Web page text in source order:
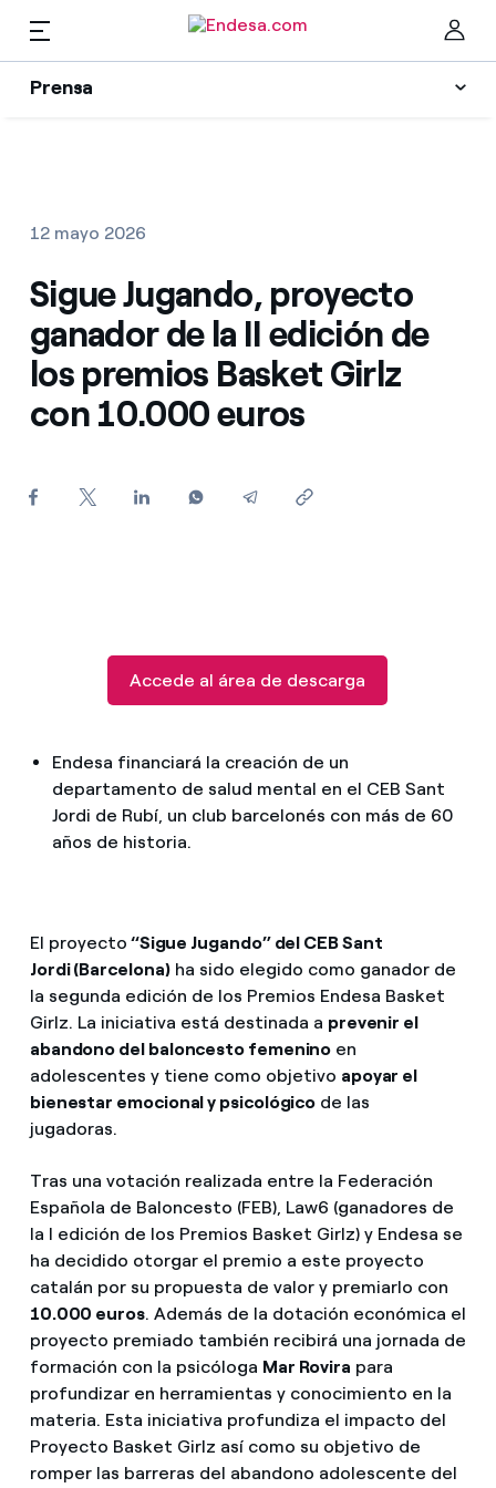
Prensa
Prensa
Encuentra la tarifa que más te conviene
Compara nuestras tarifas de empresa y ahorra
¿Cómo ver mis facturas de Endesa?
Ofertas para autónomos y Pymes
Recursos
Colecciones
Contactos prensa
La cara e
12 mayo 2026
Sigue Jugando, proyecto
ganador de la II edición de
los premios Basket Girlz
con 10.000 euros
Accede al área de descarga
Endesa financiará la creación de un
departamento de salud mental en el CEB Sant
Jordi de Rubí, un club barcelonés con más de 60
años de historia.
El proyecto “Sigue Jugando” del CEB Sant
Jordi (Barcelona)ha sido elegido como ganador de
la segunda edición de los Premios Endesa Basket
Girlz. La iniciativa está destinada a prevenir el
abandono del baloncesto femenino en
adolescentes y tiene como objetivo apoyar el
bienestar emocional y psicológico de las
jugadoras.
Tras una votación realizada entre la Federación
Española de Baloncesto (FEB), Law6 (ganadores de
la I edición de los Premios Basket Girlz) y Endesa se
ha decidido otorgar el premio a este proyecto
catalán por su propuesta de valor y premiarlo con
10.000 euros. Además de la dotación económica el
proyecto premiado también recibirá una jornada de
formación con la psicóloga Mar Rovira para
profundizar en herramientas y conocimiento en la
materia. Esta iniciativa profundiza el impacto del
Proyecto Basket Girlz así como su objetivo de
romper las barreras del abandono adolescente del